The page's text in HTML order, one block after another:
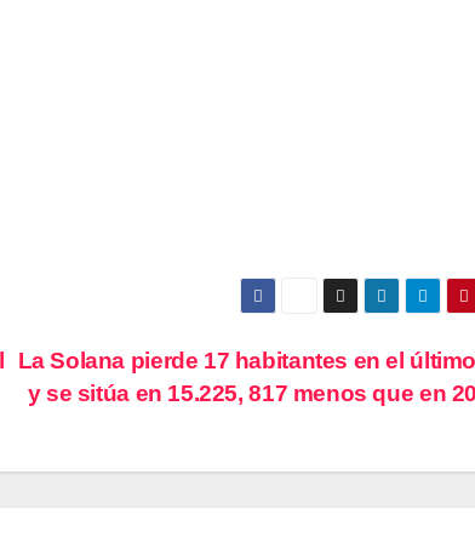
La Solana pierde 17 habitantes en el
y se sitúa en 15.225, 817 menos que en